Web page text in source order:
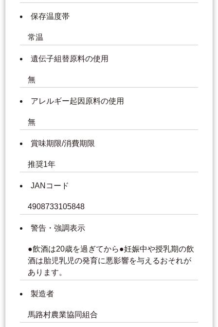
保存温度帯
常温
遺伝子組替原料の使用
無
アレルギー起因原料の使用
無
賞味期限/消費期限
推奨1年
JANコード
4908733105848
警告・強調表示
●飲酒は20歳を過ぎてから●妊娠中や授乳期の飲
酒は胎児乳児の発育に悪影響を与えるおそれが
あります。
製造者
馬路村農業協同組合